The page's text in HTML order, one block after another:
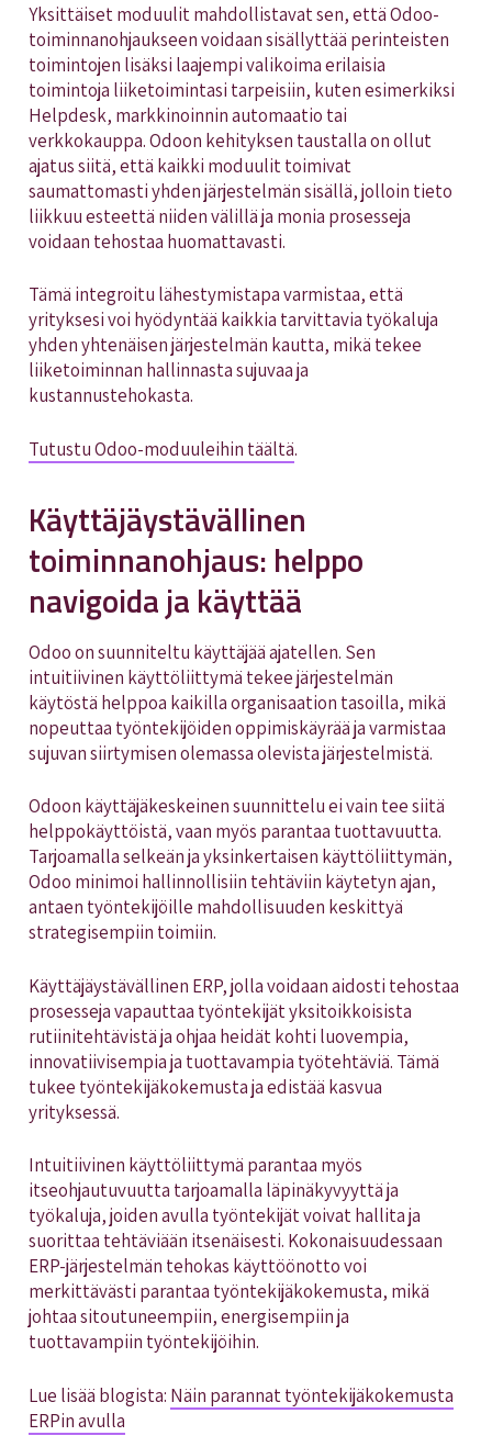
Yksittäiset moduulit mahdollistavat sen, että Odoo-
toiminnanohjaukseen voidaan sisällyttää perinteisten
toimintojen lisäksi laajempi valikoima erilaisia
toimintoja liiketoimintasi tarpeisiin, kuten esimerkiksi
Helpdesk, markkinoinnin automaatio tai
verkkokauppa. Odoon kehityksen taustalla on ollut
ajatus siitä, että kaikki moduulit toimivat
saumattomasti yhden järjestelmän sisällä, jolloin tieto
liikkuu esteettä niiden välillä ja monia prosesseja
voidaan tehostaa huomattavasti.
Tämä integroitu lähestymistapa varmistaa, että
yrityksesi voi hyödyntää kaikkia tarvittavia työkaluja
yhden yhtenäisen järjestelmän kautta, mikä tekee
liiketoiminnan hallinnasta sujuvaa ja
kustannustehokasta.
Tutustu Odoo-moduuleihin täältä.
Käyttäjäystävällinen
toiminnanohjaus: helppo
navigoida ja käyttää
Odoo on suunniteltu käyttäjää ajatellen. Sen
intuitiivinen käyttöliittymä tekee järjestelmän
käytöstä helppoa kaikilla organisaation tasoilla, mikä
nopeuttaa työntekijöiden oppimiskäyrää ja varmistaa
sujuvan siirtymisen olemassa olevista järjestelmistä.
Odoon käyttäjäkeskeinen suunnittelu ei vain tee siitä
helppokäyttöistä, vaan myös parantaa tuottavuutta.
Tarjoamalla selkeän ja yksinkertaisen käyttöliittymän,
Odoo minimoi hallinnollisiin tehtäviin käytetyn ajan,
antaen työntekijöille mahdollisuuden keskittyä
strategisempiin toimiin.
Käyttäjäystävällinen ERP, jolla voidaan aidosti tehostaa
prosesseja vapauttaa työntekijät yksitoikkoisista
rutiinitehtävistä ja ohjaa heidät kohti luovempia,
innovatiivisempia ja tuottavampia työtehtäviä. Tämä
tukee työntekijäkokemusta ja edistää kasvua
yrityksessä.
Intuitiivinen käyttöliittymä parantaa myös
itseohjautuvuutta tarjoamalla läpinäkyvyyttä ja
työkaluja, joiden avulla työntekijät voivat hallita ja
suorittaa tehtäviään itsenäisesti. Kokonaisuudessaan
ERP-järjestelmän tehokas käyttöönotto voi
merkittävästi parantaa työntekijäkokemusta, mikä
johtaa sitoutuneempiin, energisempiin ja
tuottavampiin työntekijöihin.
Lue lisää blogista: Näin parannat työntekijäkokemusta
ERPin avulla